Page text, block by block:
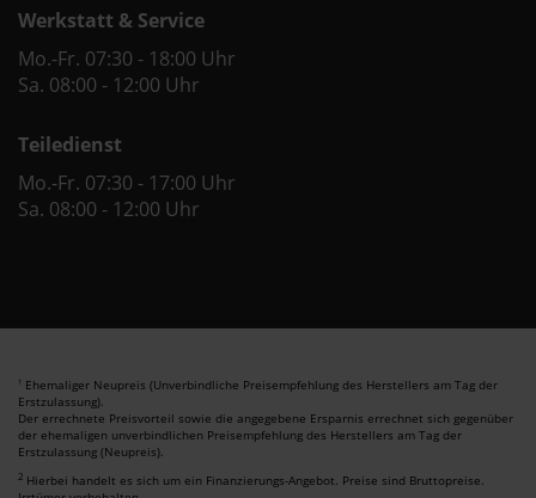
Werkstatt & Service
Mo.-Fr. 07:30 - 18:00 Uhr
Sa. 08:00 - 12:00 Uhr
Teiledienst
Mo.-Fr. 07:30 - 17:00 Uhr
Sa. 08:00 - 12:00 Uhr
1 Ehemaliger Neupreis (Unverbindliche Preisempfehlung des Herstellers am Tag der
Erstzulassung).
Der errechnete Preisvorteil sowie die angegebene Ersparnis errechnet sich gegenüber
der ehemaligen unverbindlichen Preisempfehlung des Herstellers am Tag der
Erstzulassung (Neupreis).
2 Hierbei handelt es sich um ein Finanzierungs-Angebot. Preise sind Bruttopreise.